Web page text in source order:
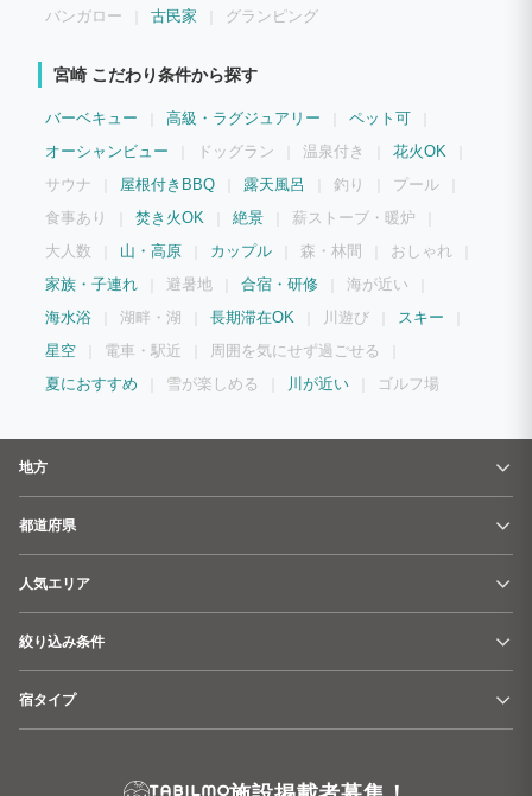
バンガロー
古民家 グランピング
宮崎 こだわり条件から探す
バーベキュー 高級・ラグジュアリー
ペット可
オーシャンビュー
ドッグラン 温泉付き
花火OK
サウナ
屋根付きBBQ 露天風呂 釣り
プール
食事あり
焚き火OK 絶景
薪ストーブ・暖炉
大人数
山・高原 カップル 森・林間
おしゃれ
家族・子連れ
避暑地 合宿・研修
海が近い
海水浴
湖畔・湖 長期滞在OK 川遊び
スキー
星空
電車・駅近
周囲を気にせず過ごせる
夏におすすめ
雪が楽しめる 川が近い ゴルフ場
地方
都道府県
人気エリア
絞り込み条件
宿タイプ